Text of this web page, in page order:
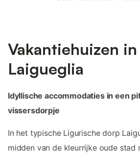
Vakantiehuizen in
Laigueglia
Idyllische accommodaties in een
vissersdorpje
In het typische Ligurische dorp
midden van de kleurrijke oude stad